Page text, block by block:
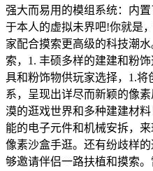
强大而易用的模组系统：内
于本人的虚拟未界吧!你就是
家配合摸索更高级的科技潮
索，1. 丰硕多样的建建和粉
具和粉饰物供玩家选择，1.
系，呈现出详尽而新颖的像
漠的逛戏世界和多种建建材
能的电子元件和机械安拆，
像素沙盒手逛。还有纷歧样
够邀请伴侣一路扶植和摸索